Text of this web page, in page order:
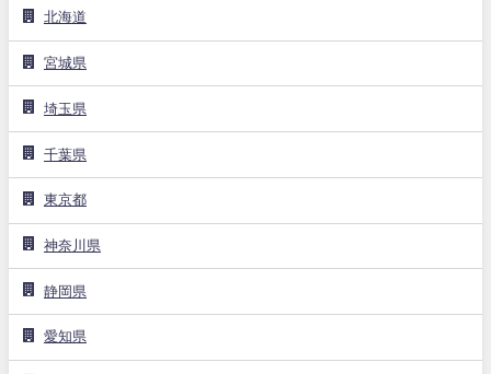
北海道
宮城県
埼玉県
千葉県
東京都
神奈川県
静岡県
愛知県